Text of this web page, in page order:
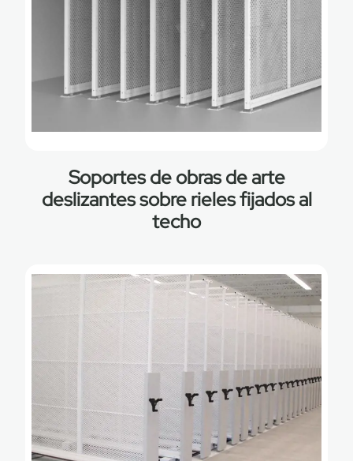
Soportes de obras de arte
deslizantes sobre rieles fijados al
techo